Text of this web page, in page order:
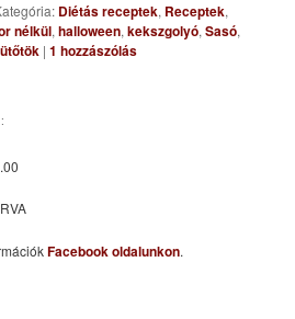
Diétás receptek, Receptek,
nélkül,halloween,kekszgolyó,Sasó,
|1 hozzászólás
Facebook oldalunkon.